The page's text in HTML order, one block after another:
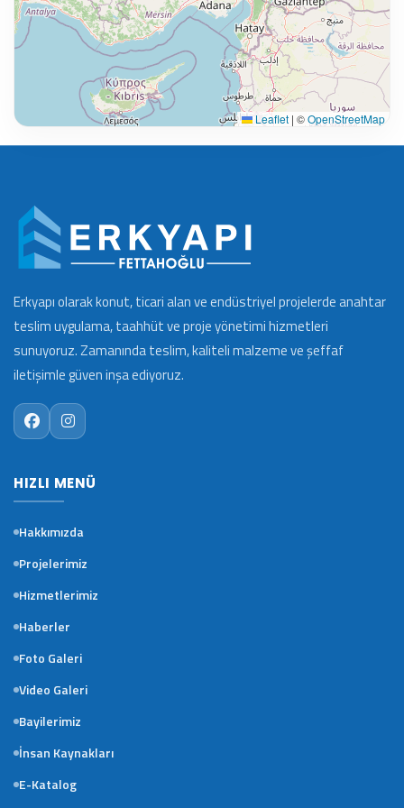
Leaflet | ©OpenStreetMap
Erkyapı olarak konut, ticari alan ve endüstriyel projelerde anahtar
teslim uygulama, taahhüt ve proje yönetimi hizmetleri
sunuyoruz. Zamanında teslim, kaliteli malzeme ve şeffaf
iletişimle güven inşa ediyoruz.
HIZLI MENÜ
Hakkımızda
Projelerimiz
Hizmetlerimiz
Haberler
Foto Galeri
Video Galeri
Bayilerimiz
İnsan Kaynakları
E-Katalog